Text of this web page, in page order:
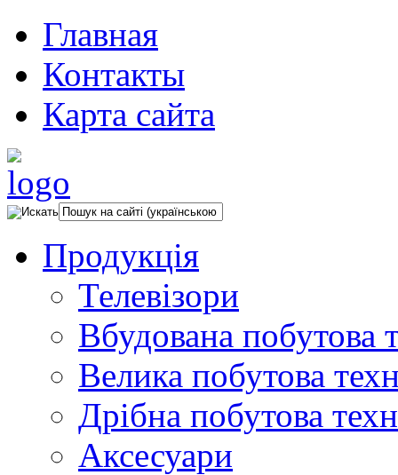
Главная
Контакты
Карта сайта
Продукція
Телевізори
Вбудована побутова
Велика побутова
Дрібна побутова
Аксесуари